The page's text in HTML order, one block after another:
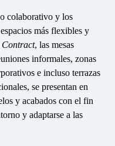
colaborativo y los
más flexibles y
Contract, las mesas
informales, zonas
e incluso terrazas
se presentan en
y acabados con el fin
y adaptarse a las